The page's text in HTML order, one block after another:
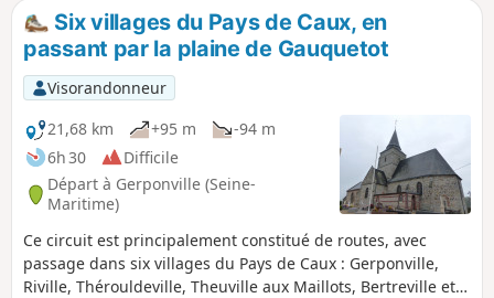
Six villages du Pays de Caux, en
passant par la plaine de Gauquetot
Visorandonneur
21,68 km
+95 m
-94 m
6h 30
Difficile
Départ à Gerponville (Seine-
Maritime)
Ce circuit est principalement constitué de routes, avec
passage dans six villages du Pays de Caux : Gerponville,
Riville, Thérouldeville, Theuville aux Maillots, Bertreville et